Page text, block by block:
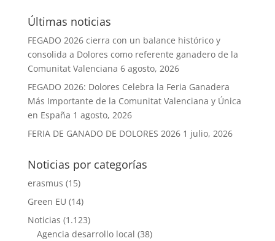
Últimas noticias
FEGADO 2026 cierra con un balance histórico y
consolida a Dolores como referente ganadero de la
Comunitat Valenciana 6 agosto, 2026
FEGADO 2026: Dolores Celebra la Feria Ganadera
Más Importante de la Comunitat Valenciana y Única
en España 1 agosto, 2026
FERIA DE GANADO DE DOLORES 2026 1 julio, 2026
Noticias por categorías
erasmus (15)
Green EU (14)
Noticias (1.123)
Agencia desarrollo local (38)